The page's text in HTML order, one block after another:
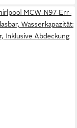
MCW-N97-Err-
Wasserkapazität:
Inklusive Abdeckung